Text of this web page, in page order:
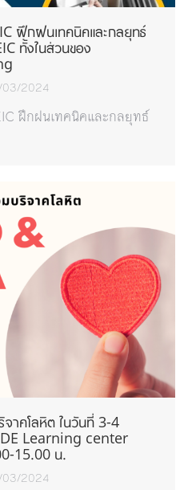
ฝึกฝนเทคนิคและกลยุทธ์
ทั้งในส่วนของ
2024
ฝึกฝนเทคนิคและกลยุทธ์
าคโลหิต ในวันที่ 3-4
Learning center
15.00 น.
2024